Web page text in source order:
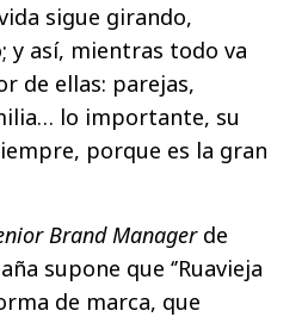
sigue girando,
y así, mientras todo va
de ellas: parejas,
lo importante, su
porque es la gran
Brand Manager de
supone que ‘’Ruavieja
de marca, que